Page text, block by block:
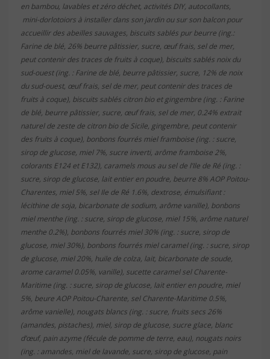
en bambou, lavables et zéro déchet, activités DIY, autocollants,
mini-dorlotoiors à installer dans son jardin ou sur son balcon pour
accueillir des abeilles sauvages, biscuits sablés pur beurre (ing.:
Farine de blé, 26% beurre pâtissier, sucre, œuf frais, sel de mer,
peut contenir des traces de fruits à coque), biscuits sablés noix du
sud-ouest (ing. : Farine de blé, beurre pâtissier, sucre, 12% de noix
du sud-ouest, œuf frais, sel de mer, peut contenir des traces de
fruits à coque), biscuits sablés citron bio et gingembre (ing. : Farine
de blé, beurre pâtissier, sucre, œuf frais, sel de mer, 0.24% extrait
naturel de zeste de citron bio de Sicile, gingembre, peut contenir
des fruits à coque), bonbons fourrés miel framboise (ing. : sucre,
sirop de glucose, miel 7%, sucre inverti, arôme framboise 2%,
colorants E124 et E132), caramels mous au sel de l’Ile de Ré (ing. :
sucre, sirop de glucose, lait entier en poudre, beurre 8% AOP Poitou-
Charentes, miel 5%, sel Ile de Ré 1.6%, dextrose, émulsifiant :
lécithine de soja, bicarbonate de sodium, arôme vanille), bonbons
miel menthe (ing. : sucre, sirop de glucose, miel 15%, arôme naturel
menthe 0.2%), bonbons fourrés miel 30% (ing. : sucre, sirop de
glucose, miel 30%), bonbons fourrés miel caramel (ing. : sucre, sirop
de glucose, miel 20%, huile de colza, lait, bicarbonate de soude,
arome caramel 0.05%, vanille), sucette caramel sel Charente-
Maritime (ing. : sucre, sirop de glucose, lait entier en poudre, miel
5%, beure AOP Poitou-Charente, sel Charente-Maritime 0.5%,
arôme vanielle), nougats blancs (ing. : sucre, fruits secs 26%
(amandes, pistaches), miel, sirop de glucose, sucre glace, blanc
d’œuf, pain azyme (fécule de pomme de terre, eau), nougats noirs
(ing. : amandes, miel de lavande, sucre, sirop de glucose, pain